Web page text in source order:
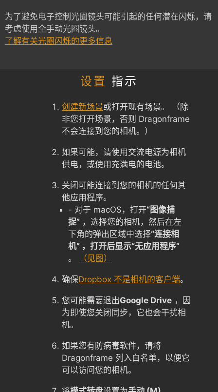
为了避免电子控制光圈镜头可能引起的任何潜在闪烁，请
考虑使用全手动光圈镜头。
了解有关光圈闪烁的更多信息
设置 指示
创建新场景或打开现有场景。 （除
非您打开场景，否则 Dragonframe
不会连接到您的相机。）
如果可能，请使用交流电源为相机
供电，或使用充满电的电池。
关闭可能连接到您的相机的任何其
他应用程序。
- 对于 macOS，打开“图像捕
捉” ，选择您的相机，然后在左
下角的弹出区域中选择“连接相
机” ，打开后显示“无应用程序”
。
（见图）
确保Dropbox 不是相机的客户端。
您可能需要退出Google Drive ，因
为即使您关闭同步，它也会干扰相
机。
如果您有防病毒软件，请将
Dragonframe 列入白名单，以便它
可以访问您的相机。